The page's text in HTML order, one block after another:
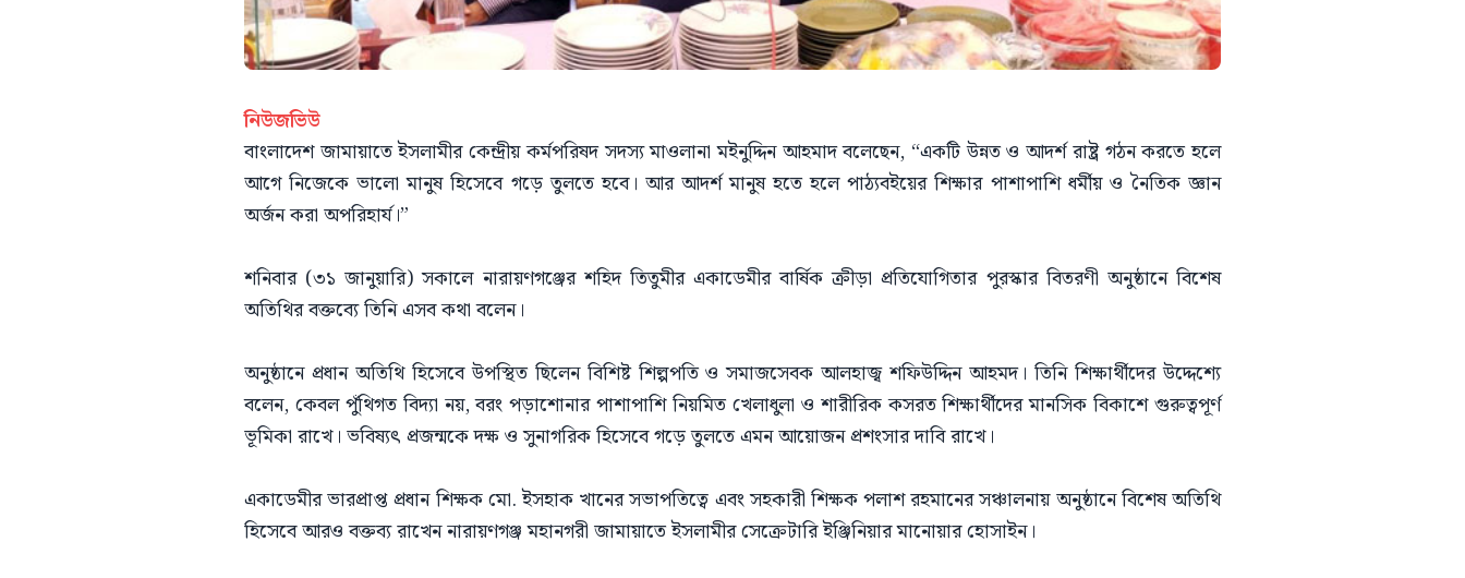
নিউজভিউ
বাংলাদেশ জামায়াতে ইসলামীর কেন্দ্রীয় কর্মপরিষদ সদস্য মাওলানা মইনুদ্দিন আহমাদ বলেছেন, “একটি উন্নত ও আদর্শ রাষ্ট্র গঠন করতে হলে
আগে নিজেকে ভালো মানুষ হিসেবে গড়ে তুলতে হবে। আর আদর্শ মানুষ হতে হলে পাঠ্যবইয়ের শিক্ষার পাশাপাশি ধর্মীয় ও নৈতিক জ্ঞান
অর্জন করা অপরিহার্য।”
শনিবার (৩১ জানুয়ারি) সকালে নারায়ণগঞ্জের শহিদ তিতুমীর একাডেমীর বার্ষিক ক্রীড়া প্রতিযোগিতার পুরস্কার বিতরণী অনুষ্ঠানে বিশেষ
অতিথির বক্তব্যে তিনি এসব কথা বলেন।
অনুষ্ঠানে প্রধান অতিথি হিসেবে উপস্থিত ছিলেন বিশিষ্ট শিল্পপতি ও সমাজসেবক আলহাজ্ব শফিউদ্দিন আহমদ। তিনি শিক্ষার্থীদের উদ্দেশ্যে
বলেন, কেবল পুঁথিগত বিদ্যা নয়, বরং পড়াশোনার পাশাপাশি নিয়মিত খেলাধুলা ও শারীরিক কসরত শিক্ষার্থীদের মানসিক বিকাশে গুরুত্বপূর্ণ
ভূমিকা রাখে। ভবিষ্যৎ প্রজন্মকে দক্ষ ও সুনাগরিক হিসেবে গড়ে তুলতে এমন আয়োজন প্রশংসার দাবি রাখে।
একাডেমীর ভারপ্রাপ্ত প্রধান শিক্ষক মো. ইসহাক খানের সভাপতিত্বে এবং সহকারী শিক্ষক পলাশ রহমানের সঞ্চালনায় অনুষ্ঠানে বিশেষ অতিথি
হিসেবে আরও বক্তব্য রাখেন নারায়ণগঞ্জ মহানগরী জামায়াতে ইসলামীর সেক্রেটারি ইঞ্জিনিয়ার মানোয়ার হোসাইন।